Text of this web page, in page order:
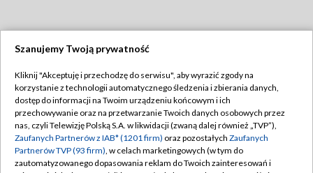
TVP
Abonament TVP
Emisja w TVP
Centrum informacji TVP
Regulamin TVP
Polityka prywatności
Moje zgody
Szanujemy Twoją prywatność
Kliknij "Akceptuję i przechodzę do serwisu", aby wyrazić zgody na
korzystanie z technologii automatycznego śledzenia i zbierania danych,
dostęp do informacji na Twoim urządzeniu końcowym i ich
przechowywanie oraz na przetwarzanie Twoich danych osobowych przez
nas, czyli Telewizję Polską S.A. w likwidacji (zwaną dalej również „TVP”),
Zaufanych Partnerów z IAB* (1201 firm) oraz pozostałych Zaufanych
Partnerów TVP (93 firm), w celach marketingowych (w tym do
zautomatyzowanego dopasowania reklam do Twoich zainteresowań i